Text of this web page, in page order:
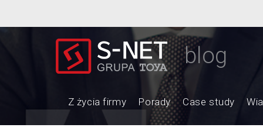
blog
Z życia firmy Porady Case study